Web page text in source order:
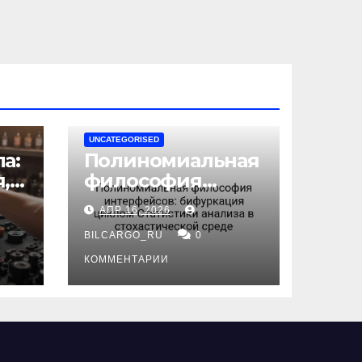
UNCATEGORISED
Полиномиальная
философия
интерфейсов:
бифуркация
циклом
Статистики
анализа в
среде
АПР 16, 2026
BILCARGO_RU 0
КОММЕНТАРИИ